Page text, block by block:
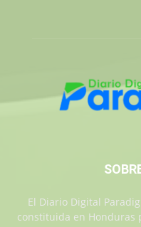
El Diario Digital
constituida en Honduras